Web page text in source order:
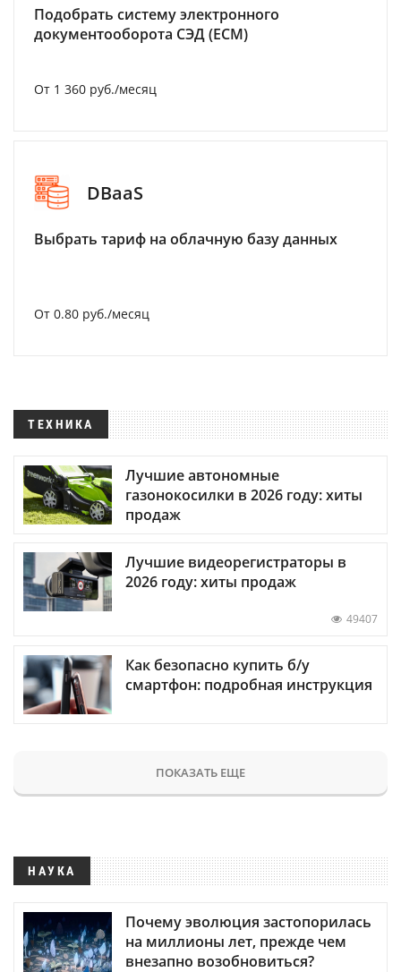
Подобрать систему электронного
документооборота СЭД (ECM)
От 1 360 руб./месяц
DBaaS
Выбрать тариф на облачную базу данных
От 0.80 руб./месяц
ТЕХНИКА
Лучшие автономные
газонокосилки в 2026 году: хиты
продаж
Лучшие видеорегистраторы в
2026 году: хиты продаж
49407
Как безопасно купить б/у
смартфон: подробная инструкция
ПОКАЗАТЬ ЕЩЕ
НАУКА
Почему эволюция застопорилась
на миллионы лет, прежде чем
внезапно возобновиться?